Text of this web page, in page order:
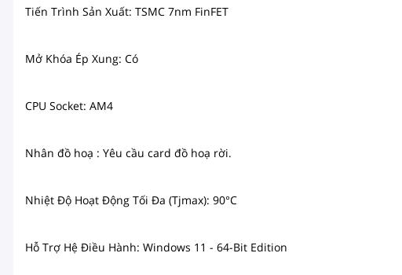
Tiến Trình Sản Xuất: TSMC 7nm FinFET
Mở Khóa Ép Xung: Có
CPU Socket: AM4
Nhân đồ hoạ : Yêu cầu card đồ hoạ rời.
Nhiệt Độ Hoạt Động Tối Đa (Tjmax): 90°C
Hỗ Trợ Hệ Điều Hành: Windows 11 - 64-Bit Edition